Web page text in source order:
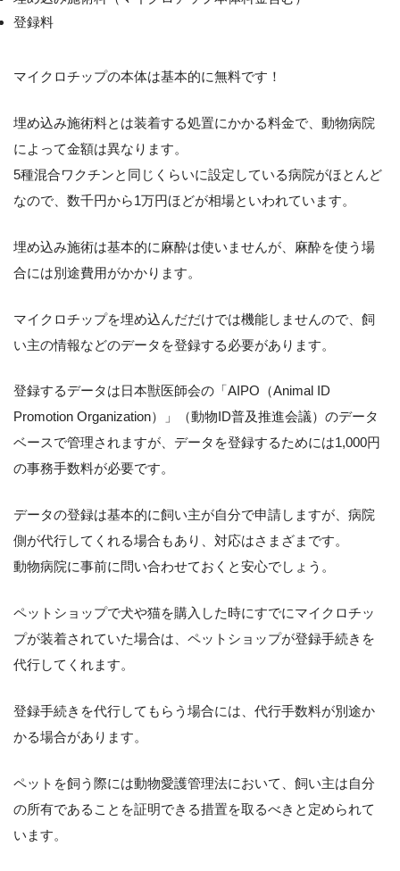
登録料
マイクロチップの本体は基本的に無料です！
埋め込み施術料とは装着する処置にかかる料金で、動物病院
によって金額は異なります。
5種混合ワクチンと同じくらいに設定している病院がほとんど
なので、数千円から1万円ほどが相場といわれています。
埋め込み施術は基本的に麻酔は使いませんが、麻酔を使う場
合には別途費用がかかります。
マイクロチップを埋め込んだだけでは機能しませんので、飼
い主の情報などのデータを登録する必要があります。
登録するデータは日本獣医師会の「AIPO（Animal ID
Promotion Organization）」（動物ID普及推進会議）のデータ
ベースで管理されますが、データを登録するためには1,000円
の事務手数料が必要です。
データの登録は基本的に飼い主が自分で申請しますが、病院
側が代行してくれる場合もあり、対応はさまざまです。
動物病院に事前に問い合わせておくと安心でしょう。
ペットショップで犬や猫を購入した時にすでにマイクロチッ
プが装着されていた場合は、ペットショップが登録手続きを
代行してくれます。
登録手続きを代行してもらう場合には、代行手数料が別途か
かる場合があります。
ペットを飼う際には動物愛護管理法において、飼い主は自分
の所有であることを証明できる措置を取るべきと定められて
います。